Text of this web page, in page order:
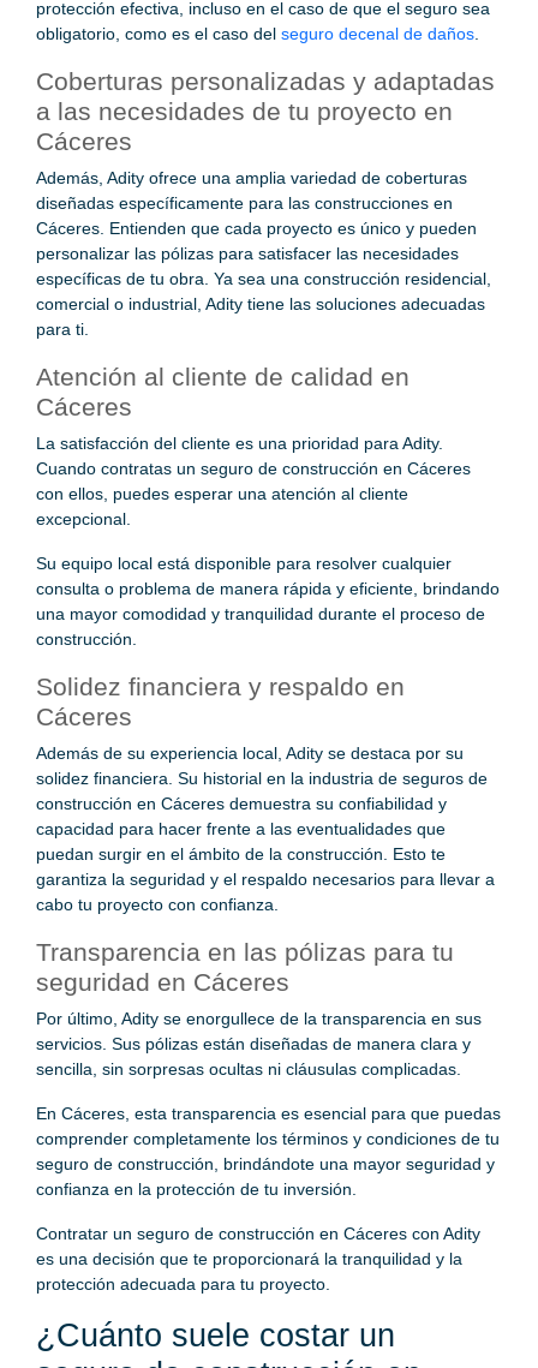
protección efectiva, incluso en el caso de que el seguro sea
obligatorio, como es el caso del seguro decenal de daños
Coberturas personalizadas y adaptadas
a las necesidades de tu proyecto en
Cáceres
Además, Adity ofrece una amplia variedad de coberturas
diseñadas específicamente para las construcciones en
Cáceres. Entienden que cada proyecto es único y pueden
personalizar las pólizas para satisfacer las necesidades
específicas de tu obra. Ya sea una construcción residencial,
comercial o industrial, Adity tiene las soluciones adecuadas
para ti.
Atención al cliente de calidad en
Cáceres
La satisfacción del cliente es una prioridad para Adity.
Cuando contratas un seguro de construcción en Cáceres
con ellos, puedes esperar una atención al cliente
excepcional.
Su equipo local está disponible para resolver cualquier
consulta o problema de manera rápida y eficiente, brindando
una mayor comodidad y tranquilidad durante el proceso de
construcción.
Solidez financiera y respaldo en
Cáceres
Además de su experiencia local, Adity se destaca por su
solidez financiera. Su historial en la industria de seguros de
construcción en Cáceres demuestra su confiabilidad y
capacidad para hacer frente a las eventualidades que
puedan surgir en el ámbito de la construcción. Esto te
garantiza la seguridad y el respaldo necesarios para llevar a
cabo tu proyecto con confianza.
Transparencia en las pólizas para tu
seguridad en Cáceres
Por último, Adity se enorgullece de la transparencia en sus
servicios. Sus pólizas están diseñadas de manera clara y
sencilla, sin sorpresas ocultas ni cláusulas complicadas.
En Cáceres, esta transparencia es esencial para que puedas
comprender completamente los términos y condiciones de tu
seguro de construcción, brindándote una mayor seguridad y
confianza en la protección de tu inversión.
Contratar un seguro de construcción en Cáceres con Adity
es una decisión que te proporcionará la tranquilidad y la
protección adecuada para tu proyecto.
¿Cuánto suele costar un